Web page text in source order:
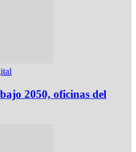
2050, oficinas del